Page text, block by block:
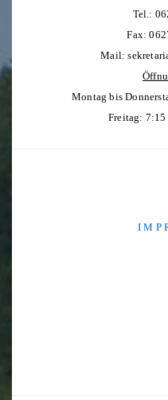
Tel.:
Fax:
Mail:
Montag bis
Freitag:
I M P